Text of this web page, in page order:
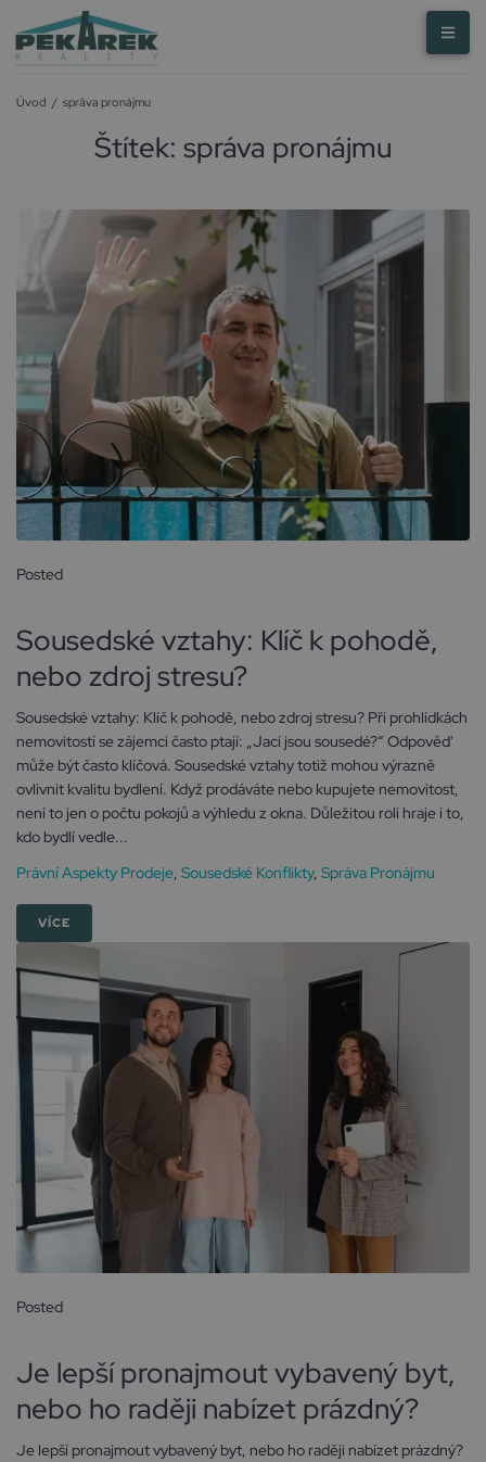
Úvod / správa pronájmu
Štítek: správa pronájmu
Posted
Sousedské vztahy: Klíč k pohodě,
nebo zdroj stresu?
Sousedské vztahy: Klíč k pohodě, nebo zdroj stresu? Při prohlídkách
nemovitostí se zájemci často ptají: „Jací jsou sousedé?“ Odpověď
může být často klíčová. Sousedské vztahy totiž mohou výrazně
ovlivnit kvalitu bydlení. Když prodáváte nebo kupujete nemovitost,
není to jen o počtu pokojů a výhledu z okna. Důležitou roli hraje i to,
kdo bydlí vedle...
Právní Aspekty Prodeje, Sousedské Konflikty, Správa Pronájmu
VÍCE
Posted
Je lepší pronajmout vybavený byt,
nebo ho raději nabízet prázdný?
Je lepší pronajmout vybavený byt, nebo ho raději nabízet prázdný?